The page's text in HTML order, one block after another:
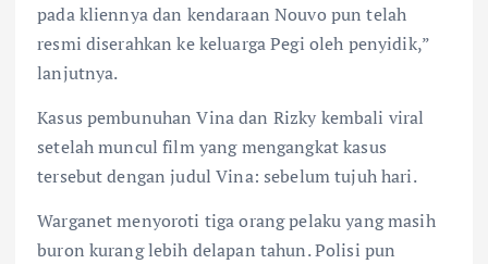
pada kliennya dan kendaraan Nouvo pun telah
resmi diserahkan ke keluarga Pegi oleh penyidik,”
lanjutnya.
Kasus pembunuhan Vina dan Rizky kembali viral
setelah muncul film yang mengangkat kasus
tersebut dengan judul Vina: sebelum tujuh hari.
Warganet menyoroti tiga orang pelaku yang masih
buron kurang lebih delapan tahun. Polisi pun